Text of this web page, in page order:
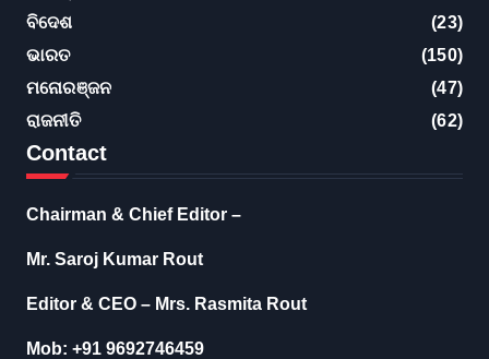
ବିଦେଶ
(23)
ଭାରତ
(150)
ମନୋରଞ୍ଜନ
(47)
ରାଜନୀତି
(62)
Contact
Chairman & Chief Editor –
Mr. Saroj Kumar Rout
Editor & CEO – Mrs. Rasmita Rout
Mob: +91 9692746459